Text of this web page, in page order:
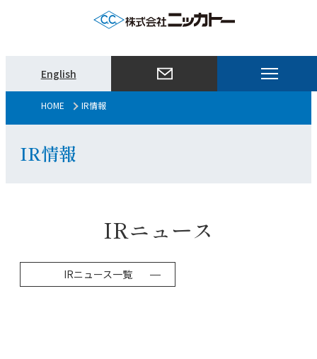
English
ー
HOME IR情報
IR情報
IRニュース
IRニュース一覧